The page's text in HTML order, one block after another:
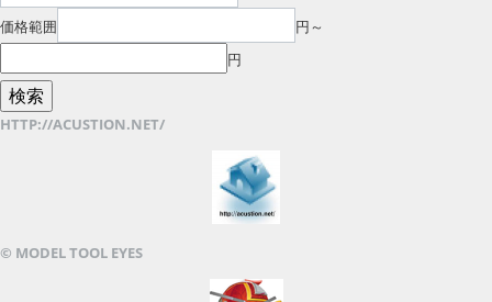
価格範囲
円～
円
HTTP://ACUSTION.NET/
© MODEL TOOL EYES